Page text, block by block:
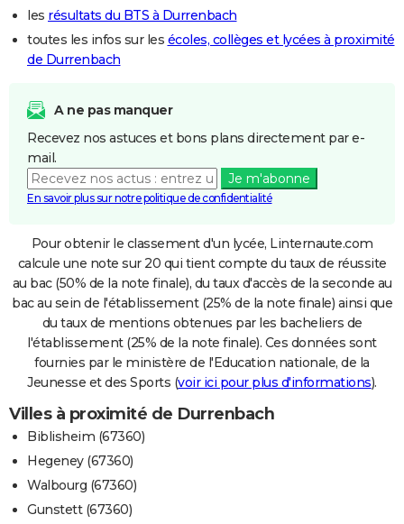
les résultats du BTS à Durrenbach
toutes les infos sur les écoles, collèges et lycées à proximité
de Durrenbach
A ne pas manquer
Recevez nos astuces et bons plans directement par e-
mail.
Je m'abonne
En savoir plus sur notre politique de confidentialité
Pour obtenir le classement d'un lycée, Linternaute.com
calcule une note sur 20 qui tient compte du taux de réussite
au bac (50% de la note finale), du taux d'accès de la seconde au
bac au sein de l'établissement (25% de la note finale) ainsi que
du taux de mentions obtenues par les bacheliers de
l'établissement (25% de la note finale). Ces données sont
fournies par le ministère de l'Education nationale, de la
Jeunesse et des Sports (voir ici pour plus d'informations).
Villes à proximité de Durrenbach
Biblisheim (67360)
Hegeney (67360)
Walbourg (67360)
Gunstett (67360)